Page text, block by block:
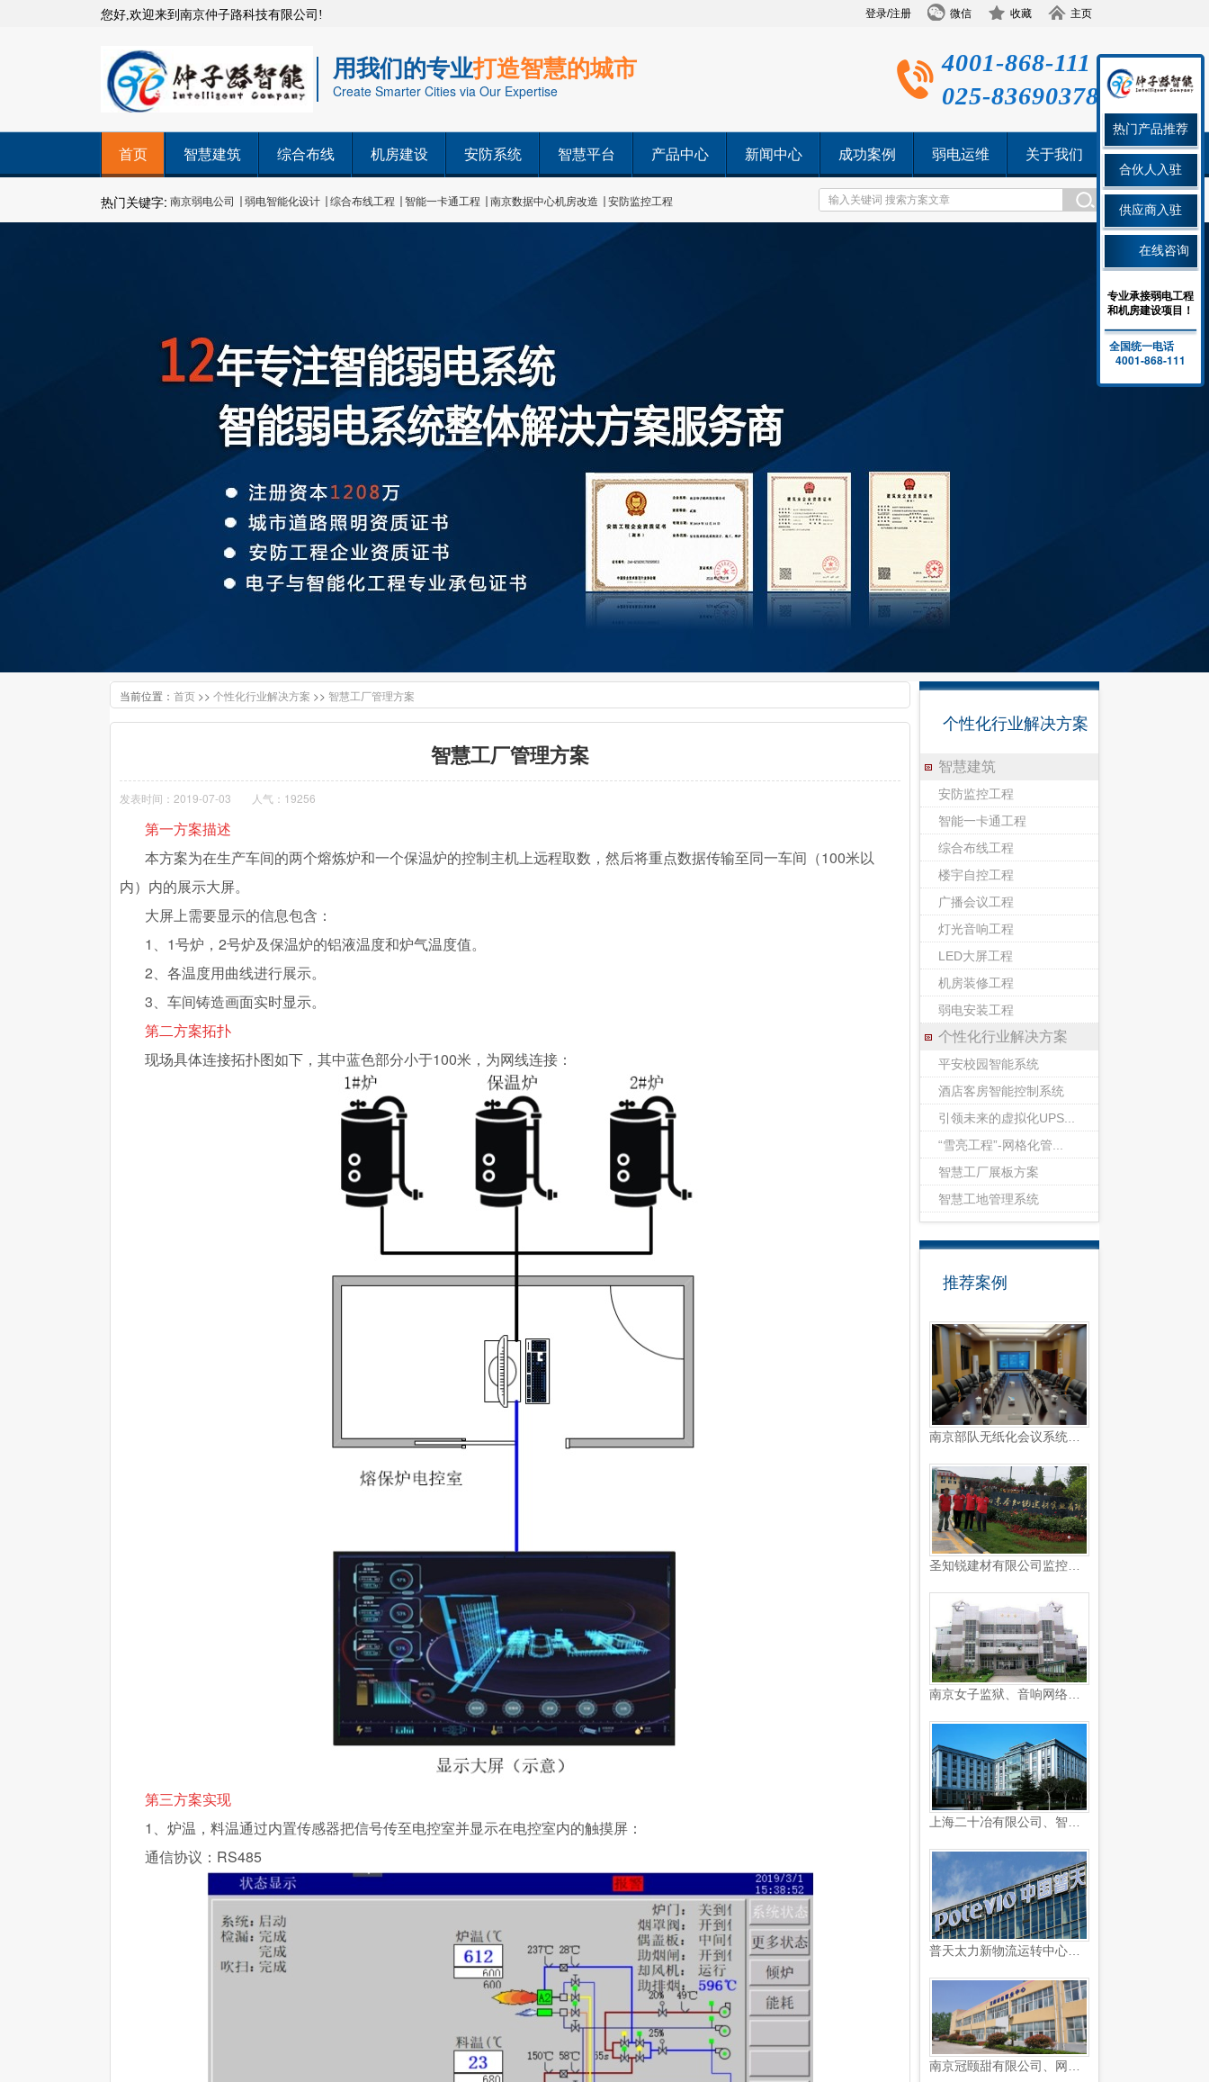
您好,欢迎来到南京仲子路科技有限公司! 登录/注册 微信 收藏 主页
用我们的专业打造智慧的城市
Create Smarter Cities via Our Expertise
4001-868-111
025-83690378
首页 智慧建筑 综合布线 机房建设 安防系统 智慧平台 产品中心 新闻中心 成功案例 弱电运维 关于我们
热门关键字: 南京弱电公司 弱电智能化设计 综合布线工程 智能一卡通工程 南京数据中心机房改造 安防监控工程
个性化行业解决方案
智慧建筑
安防监控工程
智能一卡通工程
综合布线工程
楼宇自控工程
广播会议工程
灯光音响工程
LED大屏工程
机房装修工程
弱电安装工程
个性化行业解决方案
平安校园智能系统
酒店客房智能控制系统
引领未来的虚拟化UPS...
“雪亮工程”-网格化管...
智慧工厂展板方案
智慧工地管理系统
推荐案例
南京部队无纸化会议系统和L...
上海二十冶有限公司、智能化...
当前位置： 首页 >> 个性化行业解决方案 >> 智慧工厂管理方案
智慧工厂管理方案
发表时间：2019-07-03 人气：19256
第一方案描述
本方案为在生产车间的两个熔炼炉和一个保温炉的控制主机上远程取数，然后将重点数据传输至同一车间（100米以
内）内的展示大屏。
大屏上需要显示的信息包含：
1、1号炉，2号炉及保温炉的铝液温度和炉气温度值。
2、各温度用曲线进行展示。
3、车间铸造画面实时显示。
第二方案拓扑
现场具体连接拓扑图如下，其中蓝色部分小于100米，为网线连接：
第三方案实现
1、炉温，料温通过内置传感器把信号传至电控室并显示在电控室内的触摸屏：
通信协议：RS485
热门产品推荐
合伙人入驻
供应商入驻
在线咨询
专业承接弱电工程
和机房建设项目！
全国统一电话
4001-868-111